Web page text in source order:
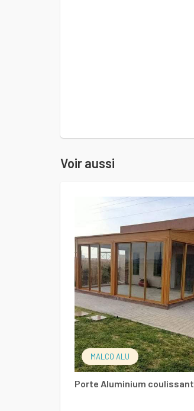
Voir aussi
MALCO ALU
Porte Aluminium coulissant
LIRE LA SUITE